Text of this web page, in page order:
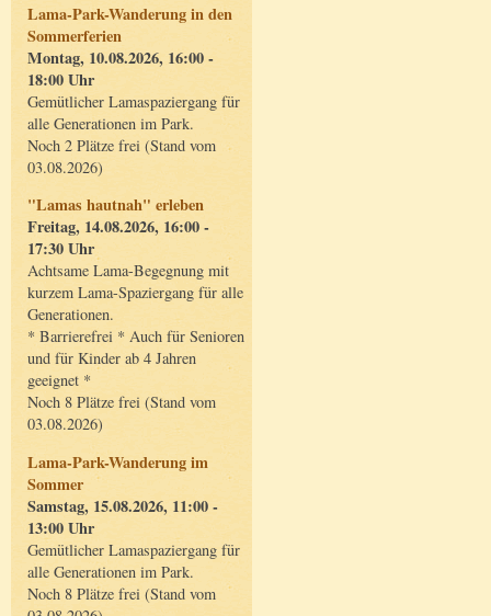
Lama-Park-Wanderung in den
Sommerferien
Montag, 10.08.2026, 16:00 -
18:00 Uhr
Gemütlicher Lamaspaziergang für
alle Generationen im Park.
Noch 2 Plätze frei (Stand vom
03.08.2026)
"Lamas hautnah" erleben
Freitag, 14.08.2026, 16:00 -
17:30 Uhr
Achtsame Lama-Begegnung mit
kurzem Lama-Spaziergang für alle
Generationen.
* Barrierefrei * Auch für Senioren
und für Kinder ab 4 Jahren
geeignet *
Noch 8 Plätze frei (Stand vom
03.08.2026)
Lama-Park-Wanderung im
Sommer
Samstag, 15.08.2026, 11:00 -
13:00 Uhr
Gemütlicher Lamaspaziergang für
alle Generationen im Park.
Noch 8 Plätze frei (Stand vom